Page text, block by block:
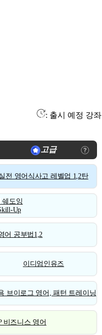
: 출시 예정 강좌
고급
전 영어식사고 레벨업 1,2탄
쉐도잉
Up
어 공부법1,2
이디엄인유즈
브이로그 영어, 패턴 트레이닝
비즈니스 영어